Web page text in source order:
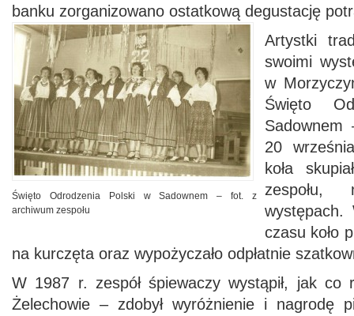
banku zorganizowano ostatkową degustację
Święto Odrodzenia Polski w Sadownem – fot. z
archiwum zespołu
Artystki
swoimi
w
Święto
20
koła
występach.
czasu koło
na kurczęta oraz wypożyczało odpłatnie
W 1987 r. zespół śpiewaczy wystąpił, jak co
Żelechowie – zdobył wyróżnienie i nagrodę